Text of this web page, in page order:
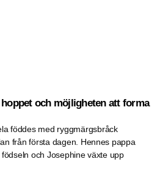
och möjligheten att forma
föddes med ryggmärgsbråck
från första dagen. Hennes pappa
och Josephine växte upp